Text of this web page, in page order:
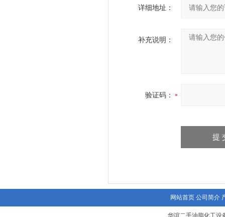
详细地址：
补充说明：
验证码：
网站首页 公司简介
华谊二手油脂化工设